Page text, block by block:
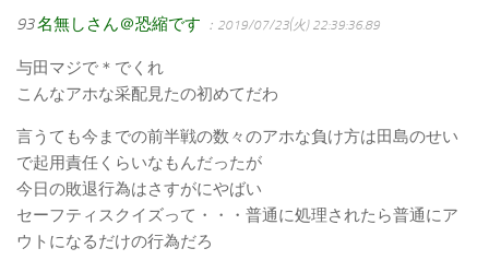
93名無しさん＠恐縮です ：2019/07/23(火) 22:39:36.89
与田マジで＊でくれ
こんなアホな采配見たの初めてだわ
言うても今までの前半戦の数々のアホな負け方は田島のせい
で起用責任くらいなもんだったが
今日の敗退行為はさすがにやばい
セーフティスクイズって・・・普通に処理されたら普通にア
ウトになるだけの行為だろ